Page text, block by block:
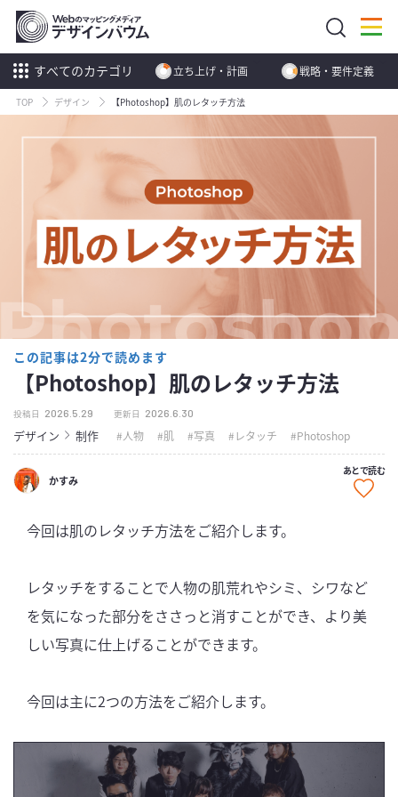
すべてのカテゴリ 立ち上げ・計画 戦略・要件定義
TOP デザイン 【Photoshop】肌のレタッチ方法
この記事は2分で読めます
【Photoshop】肌のレタッチ方法
投稿日 2026.5.29 更新日 2026.6.30
デザイン 制作 人物 肌 写真 レタッチ Photoshop
かすみ
あとで読む
今回は肌のレタッチ方法をご紹介します。
レタッチをすることで人物の肌荒れやシミ、シワなど
を気になった部分をささっと消すことができ、より美
しい写真に仕上げることができます。
今回は主に2つの方法をご紹介します。